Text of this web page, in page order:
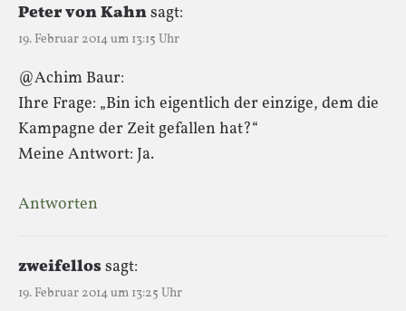
Peter von Kahnsagt:
19. Februar 2014 um 13:15 Uhr
@Achim Baur:
Ihre Frage: „Bin ich eigentlich der einzige, dem die
Kampagne der Zeit gefallen hat?“
Meine Antwort: Ja.
Antworten
zweifellossagt:
19. Februar 2014 um 13:25 Uhr